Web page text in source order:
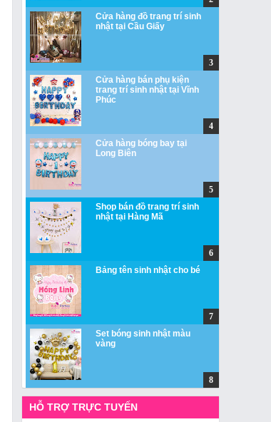
Cửa hàng đồ trang trí sinh
nhật tại Cầu Giấy
Cửa hàng bán phụ kiện
trang trí sinh nhật tại Vĩnh
Phúc
Cửa hàng bóng bay tại
Long Biên
Shop bán đồ trang trí sinh
nhật tại Hàng Mã
Bảng tên sinh nhật cho bé
Set bóng sinh nhật màu
vàng
HỖ TRỢ TRỰC TUYẾN